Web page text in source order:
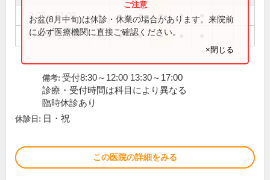
9:00～12:00 ● ● ● ● ●
14:00～17:00 ● ● ● ●
お盆(8月中旬)は休診・休業の場合があります。来院前
に必ず医療機関に直接ご確認ください。
×閉じる
備考: 受付8:30～12:00 13:30～17:00
診療・受付時間は科目により異なる
臨時休診あり
休診日: 日・祝
この医院の詳細をみる